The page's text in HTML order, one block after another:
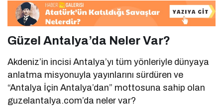
Güzel Antalya’da Neler Var?
Akdeniz’in incisi Antalya’yı tüm yönleriyle dünyaya
anlatma misyonuyla yayınlarını sürdüren ve
“Antalya İçin Antalya’dan” mottosuna sahip olan
guzelantalya.com’da neler var?